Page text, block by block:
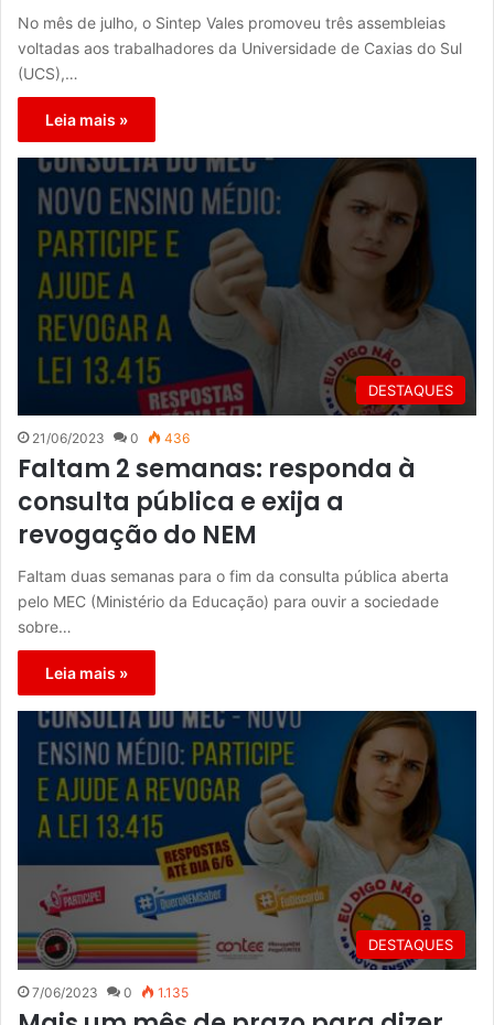
No mês de julho, o Sintep Vales promoveu três assembleias
voltadas aos trabalhadores da Universidade de Caxias do Sul
(UCS),…
Leia mais »
DESTAQUES
21/06/2023 0 436
Faltam 2 semanas: responda à
consulta pública e exija a
revogação do NEM
Faltam duas semanas para o fim da consulta pública aberta
pelo MEC (Ministério da Educação) para ouvir a sociedade
sobre…
Leia mais »
DESTAQUES
7/06/2023 0 1.135